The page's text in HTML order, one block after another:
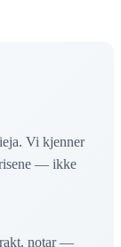
Vi kjenner
— ikke
notar —